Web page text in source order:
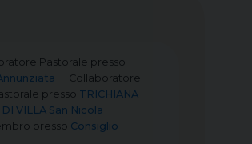
Pastorale presso
Collaboratore
presso TRICHIANA
VILLA San Nicola
presso Consiglio